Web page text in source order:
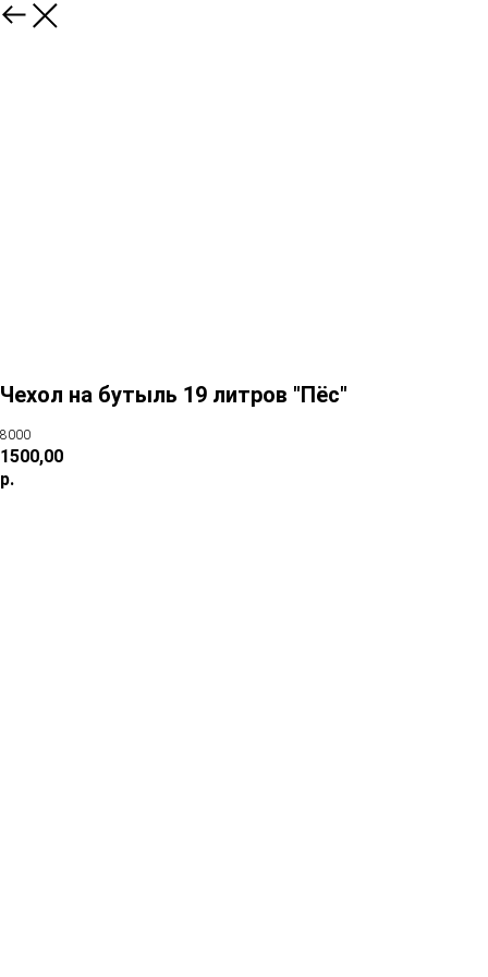
Чехол на бутыль 19 литров "Пёс"
8000
1500,00
р.